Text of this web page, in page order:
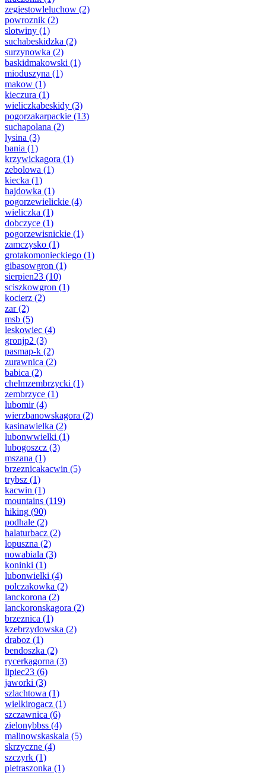
zegiestowleluchow (2)
powroznik (2)
slotwiny (1)
suchabeskidzka (2)
surzynowka (2)
baskidmakowski (1)
mioduszyna (1)
makow (1)
kieczura (1)
wieliczkabeskidy (3)
pogorzakarpackie (13)
suchapolana (2)
lysina (3)
bania (1)
krzywickagora (1)
zebolowa (1)
kiecka (1)
hajdowka (1)
pogorzewielickie (4)
wieliczka (1)
dobczyce (1)
pogorzewisnickie (1)
zamczysko (1)
grotakomonieckiego (1)
gibasowgron (1)
sierpien23 (10)
sciszkowgron (1)
kocierz (2)
zar(2)
msb (5)
leskowiec (4)
gronjp2 (3)
pasmap-k (2)
zurawnica (2)
babica (2)
chelmzembrzycki (1)
zembrzyce (1)
lubomir(4)
wierzbanowskagora (2)
kasinawielka (2)
lubonwwielki (1)
lubogoszcz (3)
mszana (1)
brzeznicakacwin (5)
trybsz (1)
kacwin (1)
mountains (119)
hiking (90)
podhale (2)
halaturbacz (2)
lopuszna (2)
nowabiala (3)
koninki (1)
lubonwielki (4)
polczakowka (2)
lanckorona (2)
lanckoronskagora (2)
brzeznica (1)
kzebrzydowska (2)
draboz (1)
bendoszka (2)
rycerkagorna (3)
lipiec23 (6)
jaworki (3)
szlachtowa (1)
wielkirogacz (1)
szczawnica (6)
zielonybbss (4)
malinowskaskala (5)
skrzyczne (4)
szczyrk (1)
pietraszonka (1)